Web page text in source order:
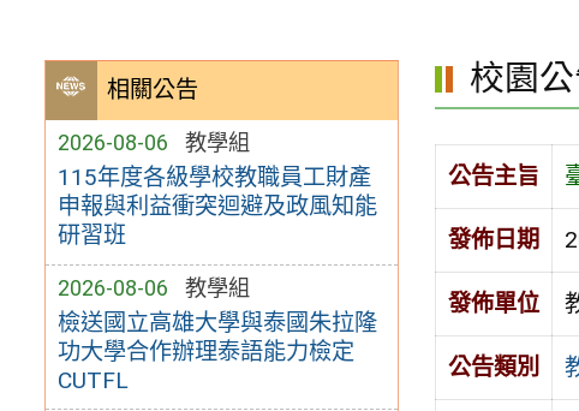
相關公告
2026-08-06 教學組
115年度各級學校教職員工財產
申報與利益衝突迴避及政風知能
研習班
2026-08-06 教學組
檢送國立高雄大學與泰國朱拉隆
功大學合作辦理泰語能力檢定
CUTFL
校園
公告主旨
發佈日期
發佈單位
公告類別